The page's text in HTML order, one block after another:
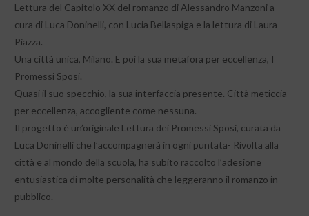
Lettura del Capitolo XX del romanzo di Alessandro Manzoni a
cura di Luca Doninelli, con Lucia Bellaspiga e la lettura di Laura
Piazza.
Una città unica, Milano. E poi la sua metafora per eccellenza, I
Promessi Sposi.
Quasi il suo specchio, la sua interfaccia presente. Città meticcia
per eccellenza, accogliente come nessuna.
Il progetto è un’originale Lettura dei Promessi Sposi, curata da
Luca Doninelli che l’accompagnerà in ogni puntata- Rivolta alla
città e al mondo della scuola, ha subito raccolto l’adesione
entusiastica di molte personalità che leggeranno il romanzo in
pubblico.